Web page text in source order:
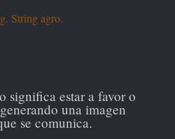
String agro.
significa estar a favor o
una imagen
se comunica.